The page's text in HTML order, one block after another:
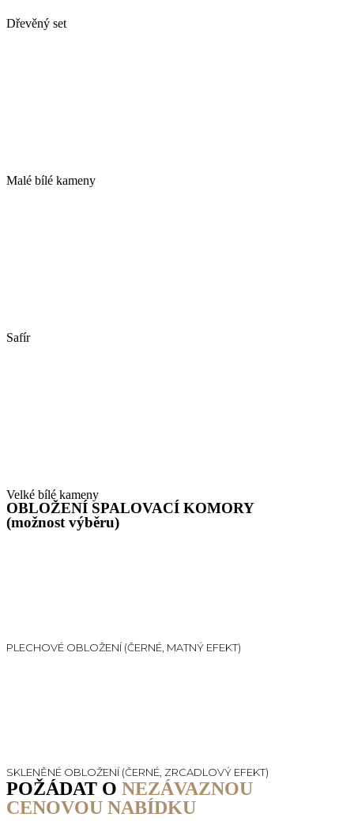
Dřevěný set
Malé bílé kameny
Safír
Velké bílé kameny
OBLOŽENÍ SPALOVACÍ KOMORY
(možnost výběru)
PLECHOVÉ OBLOŽENÍ (ČERNÉ, MATNÝ EFEKT)
SKLENĚNÉ OBLOŽENÍ (ČERNÉ, ZRCADLOVÝ EFEKT)
POŽÁDAT O NEZÁVAZNOU
CENOVOU NABÍDKU